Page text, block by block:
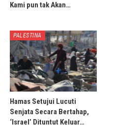
Kami pun tak Akan…
PALESTINA
Hamas Setujui Lucuti
Senjata Secara Bertahap,
‘Israel’ Dituntut Keluar…